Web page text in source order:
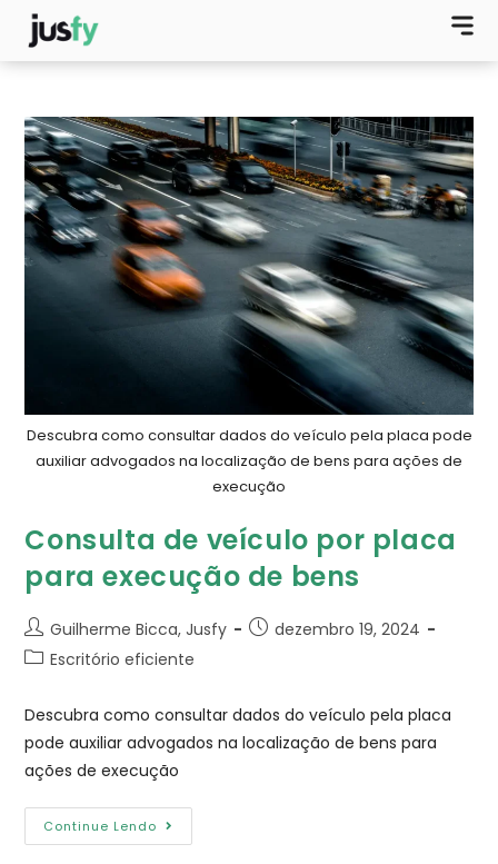
Descubra como consultar dados do veículo pela placa pode
auxiliar advogados na localização de bens para ações de
execução
Consulta de veículo por placa
para execução de bens
Guilherme Bicca, Jusfy
dezembro 19, 2024
Escritório eficiente
Descubra como consultar dados do veículo pela placa
pode auxiliar advogados na localização de bens para
ações de execução
Continue Lendo